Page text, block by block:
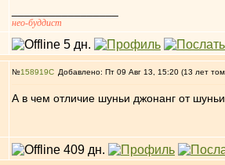
нео-буддист
№158919 Добавлено: Пт 09 Авг 13, 15:20 (13 лет
А в чем отличие шуньи джонанг от